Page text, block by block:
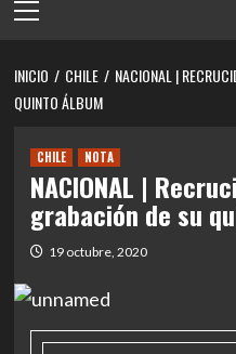
principal
INICIO CHILE
NACIONAL |
QUINTO ÁLBUM
CHILE NOTA
NACIONAL |
grabación de su
19 octubre, 2020